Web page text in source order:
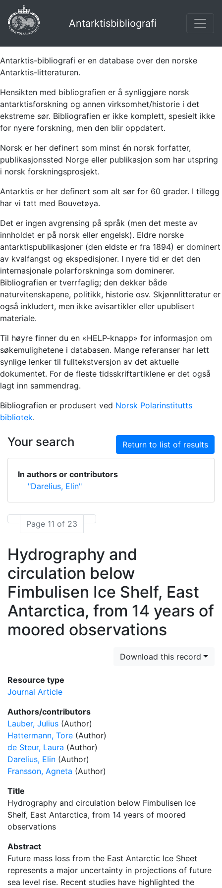
Antarktisbibliografi
Antarktis-bibliografi er en database over den norske
Antarktis-litteraturen.
Hensikten med bibliografien er å synliggjøre norsk
antarktisforskning og annen virksomhet/historie i det
ekstreme sør. Bibliografien er ikke komplett, spesielt ikke
for nyere forskning, men den blir oppdatert.
Norsk er her definert som minst én norsk forfatter,
publikasjonssted Norge eller publikasjon som har utspring
i norsk forskningsprosjekt.
Antarktis er her definert som alt sør for 60 grader. I tillegg
har vi tatt med Bouvetøya.
Det er ingen avgrensing på språk (men det meste av
innholdet er på norsk eller engelsk). Eldre norske
antarktispublikasjoner (den eldste er fra 1894) er dominert
av kvalfangst og ekspedisjoner. I nyere tid er det den
internasjonale polarforskninga som dominerer.
Bibliografien er tverrfaglig; den dekker både
naturvitenskapene, politikk, historie osv. Skjønnlitteratur er
også inkludert, men ikke avisartikler eller upublisert
materiale.
Til høyre finner du en «HELP-knapp» for informasjon om
søkemulighetene i databasen. Mange referanser har lett
synlige lenker til fulltekstversjon av det aktuelle
dokumentet. For de fleste tidsskriftartiklene er det også
lagt inn sammendrag.
Bibliografien er produsert ved Norsk Polarinstitutts
bibliotek.
Your search Return to list of results
In authors or contributors
"Darelius, Elin"
Page 11 of 23
Hydrography and
circulation below
Fimbulisen Ice Shelf, East
Antarctica, from 14 years of
moored observations
Download this record
Resource type
Journal Article
Authors/contributors
Lauber, Julius (Author)
Hattermann, Tore (Author)
de Steur, Laura (Author)
Darelius, Elin (Author)
Fransson, Agneta (Author)
Title
Hydrography and circulation below Fimbulisen Ice
Shelf, East Antarctica, from 14 years of moored
observations
Abstract
Future mass loss from the East Antarctic Ice Sheet
represents a major uncertainty in projections of future
sea level rise. Recent studies have highlighted the